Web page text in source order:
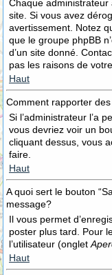
Chaque
site. Si vous avez
avertissement. Notez
que le groupe phpBB
d’un site donné.
pas les raisons de
Haut
Comment rapporter
Si l’administrateur l’a
vous devriez voir un
cliquant dessus, vous
faire.
Haut
A quoi sert le bouton
message?
Il vous permet
poster plus tard. Pour
l’utilisateur (onglet
Haut